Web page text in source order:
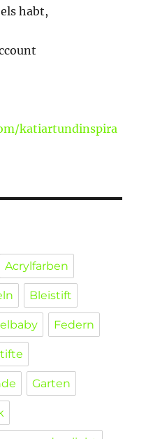
habt,
katiartundinspira
Acrylfarben
Bleistift
Federn
Garten